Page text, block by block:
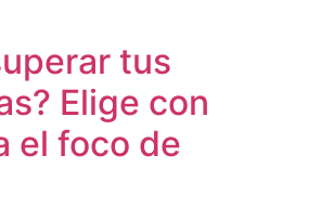
tus
Elige con
el foco de